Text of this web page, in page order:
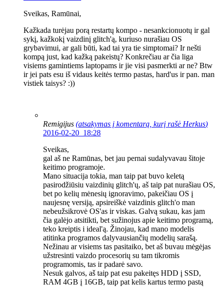
Sveikas, Ramūnai,
Kažkada turėjau porą restartų kompo - nesankcionuotų ir gal
sykį, kažkokį vaizdinį glitch'ą, kuriuso nurašiau OS
grybavimui, ar gali būti, kad tai yra tie simptomai? Ir nešti
kompą just, kad kažką pakeistų? Konkrečiau ar čia liga
visiems gamintiems laptopams ir jie visi pasmerkti ar ne? Btw
ir jei pats esu iš vidaus keitės termo pastas, hard'us ir pan. man
vistiek taisys? :))
Remigijus (atsakymas į komentarą, kurį rašė Herkus)
2016-02-20 18:28
Sveikas,
gal aš ne Ramūnas, bet jau pernai sudalyvavau šitoje
keitimo programoje.
Mano situacija tokia, man taip pat buvo keletą
pasirodžiūsiu vaizdinių glitch'ų, aš taip pat nurašiau OS,
bet po kelių mėnesių ignoravimo, pakeičiau OS į
naujesnę versiją, apsireiškė vaizdinis glitch'o man
nebeužsikrovė OS'as ir viskas. Galvą sukau, kas jam
čia galėjo atsitikti, bet sužinojus apie keitimo programą,
teko kreiptis i ideal'ą. Žinojau, kad mano modelis
atitinka programos dalyvausiančių modelių sarašą.
Nežinau ar visiems tas pasitaiko, bet aš buvau mėgėjas
užstresinti vaizdo procesorių su tam tikromis
programomis, tas ir padarė savo.
Nesuk galvos, aš taip pat esu pakeitęs HDD į SSD,
RAM 4GB į 16GB, taip pat kelis kartus termo pastą